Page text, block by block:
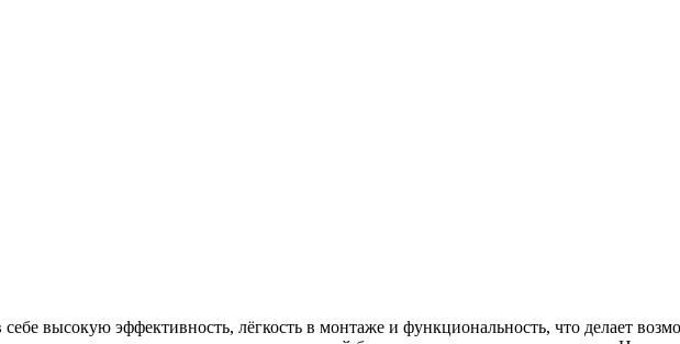
высокую эффективность, лёгкость в монтаже и функциональность, что делает